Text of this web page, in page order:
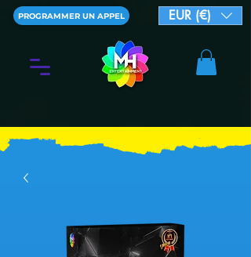
PROGRAMMER UN APPEL EUR (€)